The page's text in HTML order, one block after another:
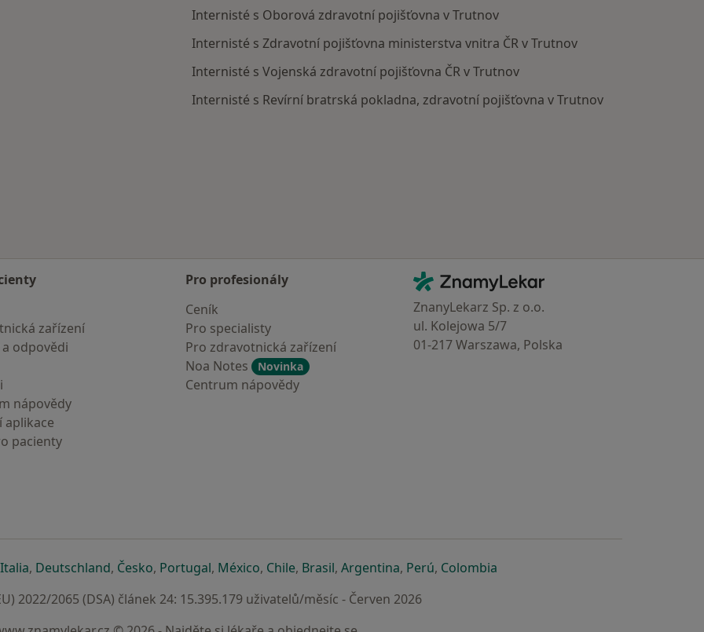
Internisté s Oborová zdravotní pojišťovna v Trutnov
Internisté s Zdravotní pojišťovna ministerstva vnitra ČR v Trutnov
Internisté s Vojenská zdravotní pojišťovna ČR v Trutnov
Internisté s Revírní bratrská pokladna, zdravotní pojišťovna v Trutnov
zařízení
odpovědi
nápovědy
aplikace
pacienty
Pro profesionály
Ceník
Pro specialisty
Pro zdravotnická zařízení
Noa Notes
Novinka
Centrum nápovědy
Kontakt
ZnamyLekar - Hlavní stránka
ZnanyLekarz Sp. z o.o.
ul. Kolejowa 5/7
01-217 Warszawa, Polska
nové záložce
otevře v nové záložce
Italiase otevře v nové záložce
, Deutschlandse otevře v nové záložce
, Českose otevře v nové záložce
, Portugalse otevře v nové záložce
, Méxicose otevře v nové záložce
, Chilese otevře v nové záložce
, Brasilse otevře v nové záložce
, Argentinase otevře v nové záložce
, Perúse otevře v nové záložce
, Colombiase otevře v nové záložce
2022/2065 (DSA) článek 24: 15.395.179 uživatelů/měsíc - Červen 2026